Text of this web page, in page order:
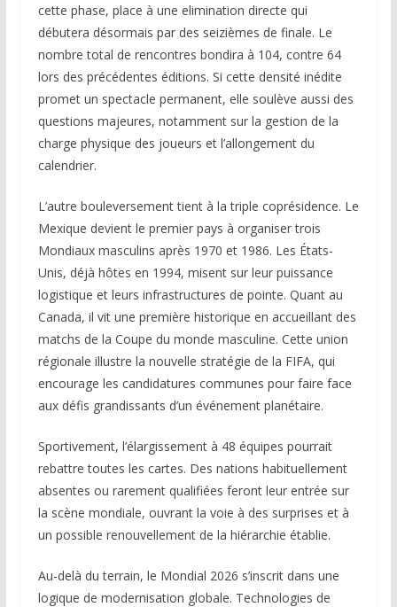
cette phase, place à une elimination directe qui
débutera désormais par des seizièmes de finale. Le
nombre total de rencontres bondira à 104, contre 64
lors des précédentes éditions. Si cette densité inédite
promet un spectacle permanent, elle soulève aussi des
questions majeures, notamment sur la gestion de la
charge physique des joueurs et l’allongement du
calendrier.
L’autre bouleversement tient à la triple coprésidence. Le
Mexique devient le premier pays à organiser trois
Mondiaux masculins après 1970 et 1986. Les États-
Unis, déjà hôtes en 1994, misent sur leur puissance
logistique et leurs infrastructures de pointe. Quant au
Canada, il vit une première historique en accueillant des
matchs de la Coupe du monde masculine. Cette union
régionale illustre la nouvelle stratégie de la FIFA, qui
encourage les candidatures communes pour faire face
aux défis grandissants d’un événement planétaire.
Sportivement, l’élargissement à 48 équipes pourrait
rebattre toutes les cartes. Des nations habituellement
absentes ou rarement qualifiées feront leur entrée sur
la scène mondiale, ouvrant la voie à des surprises et à
un possible renouvellement de la hiérarchie établie.
Au-delà du terrain, le Mondial 2026 s’inscrit dans une
logique de modernisation globale. Technologies de